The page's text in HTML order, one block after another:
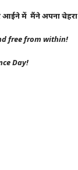
आईनेमें मैंनेअपनाचेहरा
free from within!
Day!